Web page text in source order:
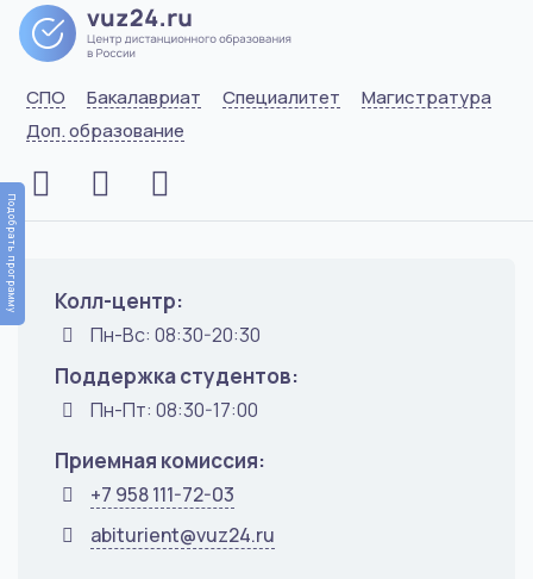
СПО Бакалавриат Специалитет
Магистратура
Доп. образование
Колл-центр:
Пн-Вс: 08:30-20:30
Поддержка студентов:
Пн-Пт: 08:30-17:00
Приемная комиссия:
+7 958 111-72-03
abiturient@vuz24.ru
Подобрать программу